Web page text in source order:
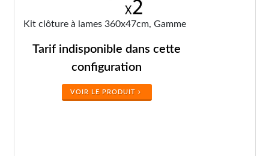
Kit clôture à lames 360x47cm, Gamme
Tarif indisponible dans cette
configuration
VOIR LE PRODUIT